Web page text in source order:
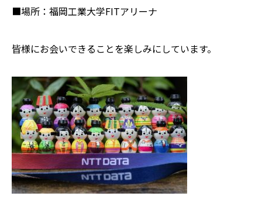
■場所：福岡工業大学FITアリーナ
皆様にお会いできることを楽しみにしています。